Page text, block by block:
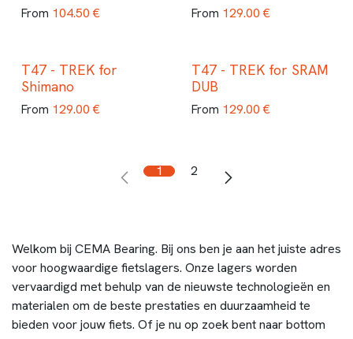
From 104.50 € From 129.00 €
T47 - TREK for
Shimano
From 129.00 €
T47 - TREK for SRAM
DUB
From 129.00 €
1 2
Welkom bij CEMA Bearing. Bij ons ben je aan het juiste adres
voor hoogwaardige fietslagers. Onze lagers worden
vervaardigd met behulp van de nieuwste technologieën en
materialen om de beste prestaties en duurzaamheid te
bieden voor jouw fiets. Of je nu op zoek bent naar bottom